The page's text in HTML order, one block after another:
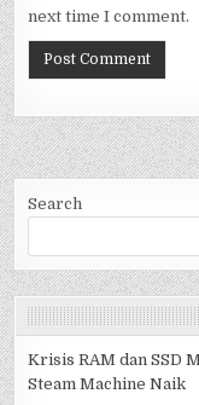
next time I comment.
Search
Krisis RAM dan SSD
Steam Machine Naik